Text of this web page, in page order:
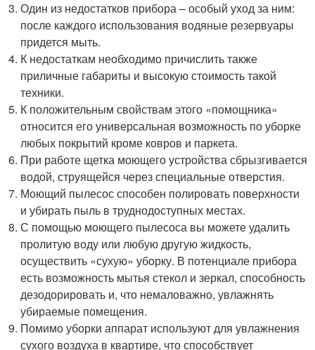
Один из недостатков прибора – особый уход за ним:
после каждого использования водяные резервуары
придется мыть.
К недостаткам необходимо причислить также
приличные габариты и высокую стоимость такой
техники.
К положительным свойствам этого «помощника»
относится его универсальная возможность по уборке
любых покрытий кроме ковров и паркета. ­
При работе щетка моющего устройства сбрызгивается
водой, струящейся через специальные отверстия.
Моющий пылесос способен полировать поверхности
и убирать пыль в труднодоступных местах.­
С помощью моющего пылесоса вы можете удалить
пролитую воду или любую другую жидкость,
осуществить «сухую» уборку. В потенциале прибора
есть возможность мытья стекол и зеркал, способность
дезодорировать и, что немаловажно, увлажнять
убираемые помещения.
Помимо уборки аппарат используют для увлажнения
сухого воздуха в квартире, что способствует